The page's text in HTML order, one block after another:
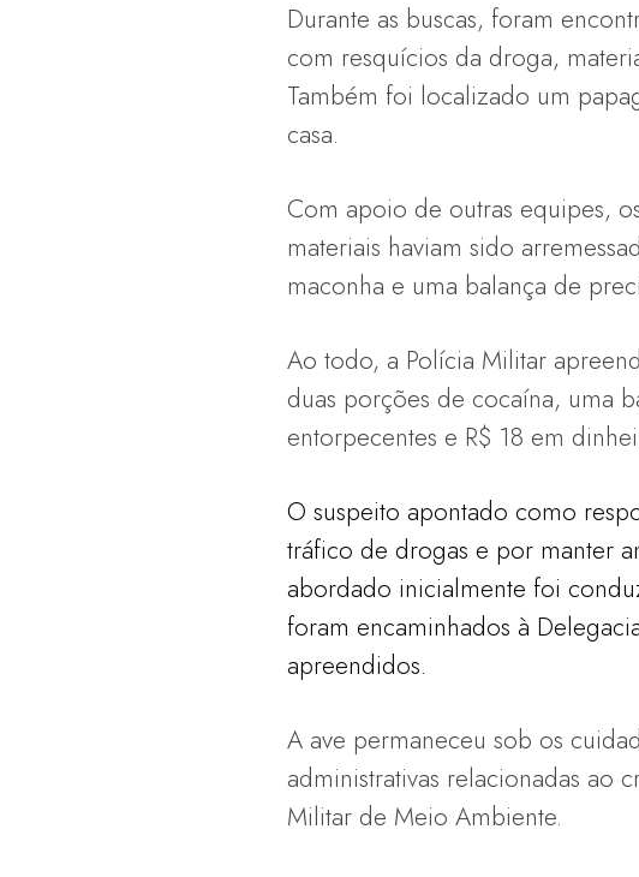
Durante as buscas, foram
com resquícios da droga,
Também foi localizado um
casa.
Com apoio de outras equipes,
materiais haviam sido
maconha e uma balança de
Ao todo, a Polícia Militar
duas porções de cocaína, uma
entorpecentes e R$ 18 em
O suspeito apontado como
tráfico de drogas e por manter
abordado inicialmente foi
foram encaminhados à
apreendidos.
A ave permaneceu sob os
administrativas relacionadas ao
Militar de Meio Ambiente.